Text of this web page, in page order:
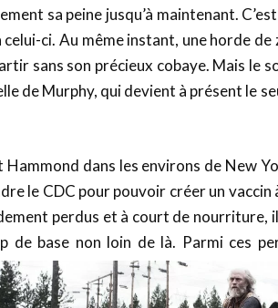
sa peine jusqu’à maintenant.
ci. Au même instant, une horde de
sans son précieux cobaye. Mais le
de Murphy, qui devient à présent le
dans les environs de New
le CDC pour pouvoir créer un vaccin
perdus et à court de nourriture,
de base non loin de là. Parmi ces